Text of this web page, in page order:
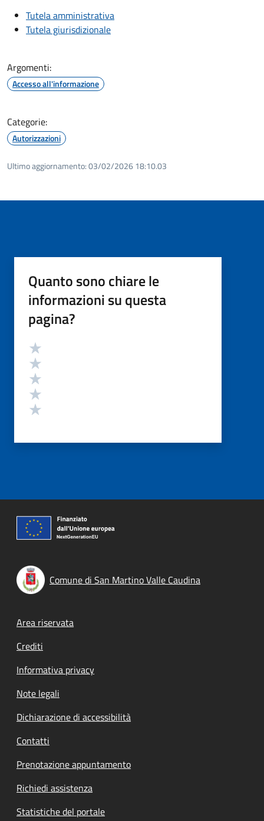
Tutela amministrativa
Tutela giurisdizionale
Argomenti:
Accesso all'informazione
Categorie:
Autorizzazioni
Ultimo aggiornamento:03/02/2026 18:10.03
Quanto sono chiare le
informazioni su questa
pagina?
Valutazione
Comune di San Martino Valle Caudina
Footer menu
Area riservata
Crediti
Informativa privacy
Note legali
Dichiarazione di accessibilità
Contatti
Prenotazione appuntamento
Richiedi assistenza
Statistiche del portale